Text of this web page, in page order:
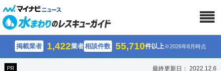
掲載業者 1,422業者相談件数 55,710件以上※2026年8月時点
PR 最終更新日： 2022.12.6